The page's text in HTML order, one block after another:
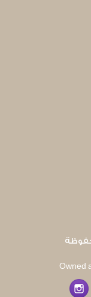
Owned